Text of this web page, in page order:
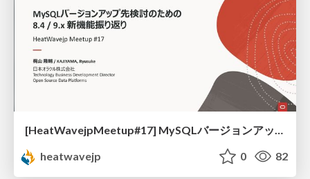
[HeatWavejpMeetup#17] MySQLバージョンアップ先検討のための 8.4 / 9.x 新機能振り返り [梶山 隆輔 氏 (日本オラクル株式会社)]
heatwavejp
0 82